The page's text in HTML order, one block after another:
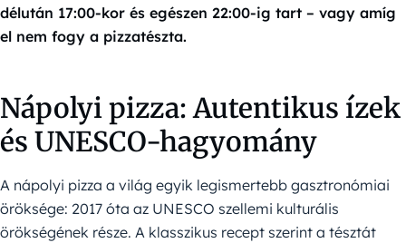
délután 17:00-kor és egészen 22:00-ig tart – vagy amíg
el nem fogy a pizzatészta.
Nápolyi pizza: Autentikus ízek
és UNESCO-hagyomány
A nápolyi pizza a világ egyik legismertebb gasztronómiai
öröksége: 2017 óta az UNESCO szellemi kulturális
örökségének része. A klasszikus recept szerint a tésztát